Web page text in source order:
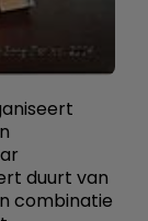
duurt van
combinatie